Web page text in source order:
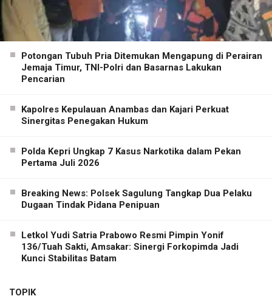
Potongan Tubuh Pria Ditemukan Mengapung di Perairan
Jemaja Timur, TNI-Polri dan Basarnas Lakukan
Pencarian
Kapolres Kepulauan Anambas dan Kajari Perkuat
Sinergitas Penegakan Hukum
Polda Kepri Ungkap 7 Kasus Narkotika dalam Pekan
Pertama Juli 2026
Breaking News: Polsek Sagulung Tangkap Dua Pelaku
Dugaan Tindak Pidana Penipuan
Letkol Yudi Satria Prabowo Resmi Pimpin Yonif
136/Tuah Sakti, Amsakar: Sinergi Forkopimda Jadi
Kunci Stabilitas Batam
TOPIK